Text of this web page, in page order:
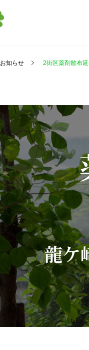
お知らせ 2街区薬剤散布